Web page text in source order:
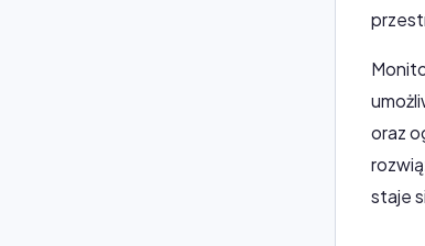
oraz
staje